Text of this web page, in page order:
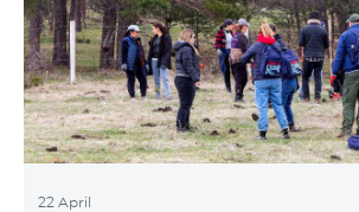
22 April